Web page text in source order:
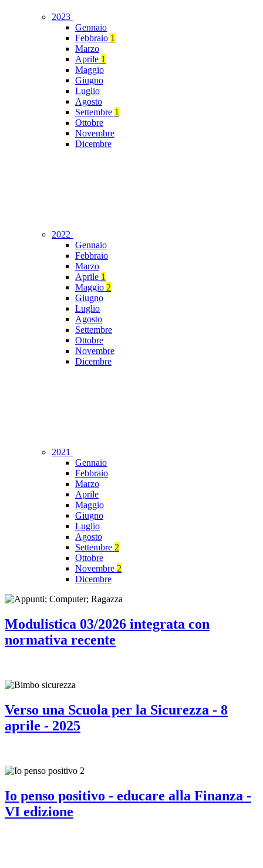
2023
Gennaio
Febbraio 1
Marzo
Aprile 1
Maggio
Giugno
Luglio
Agosto
Settembre 1
Ottobre
Novembre
Dicembre
2022
Gennaio
Febbraio
Marzo
Aprile 1
Maggio 2
Giugno
Luglio
Agosto
Settembre
Ottobre
Novembre
Dicembre
2021
Gennaio
Febbraio
Marzo
Aprile
Maggio
Giugno
Luglio
Agosto
Settembre 2
Ottobre
Novembre 2
Dicembre
Modulistica 03/2026 integrata con
normativa recente
Verso una Scuola per la Sicurezza - 8
aprile - 2025
Io penso positivo - educare alla Finanza -
VI edizione